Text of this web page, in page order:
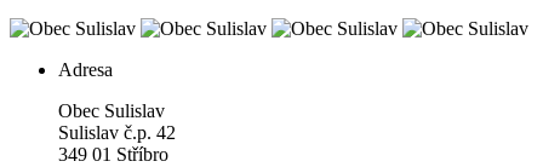
Adresa
Obec Sulislav
Sulislav č.p. 42
349 01 Stříbro